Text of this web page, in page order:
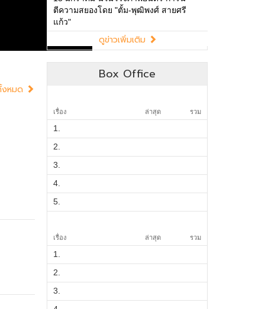
หมด
Box Office
เรื่อง ล่าสุด รวม
1.
2.
3.
4.
5.
เรื่อง ล่าสุด รวม
1.
2.
3.